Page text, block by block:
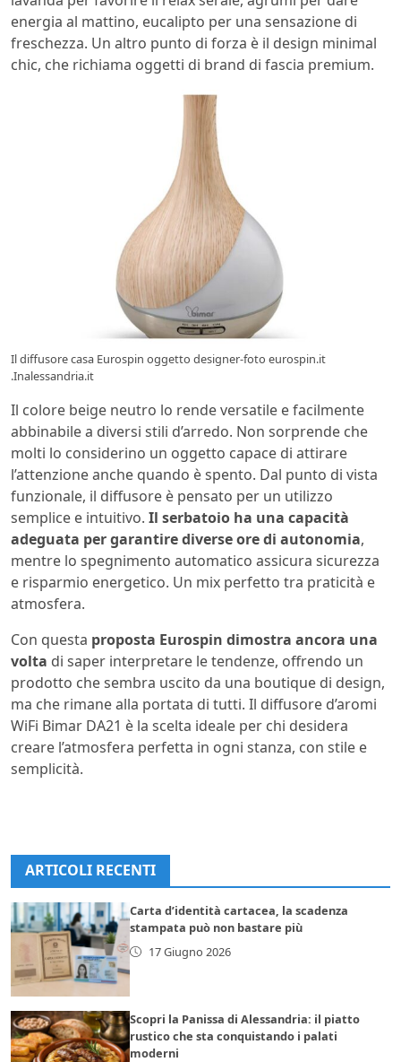
energia al mattino, eucalipto per una sensazione di
freschezza. Un altro punto di forza è il design minimal
chic, che richiama oggetti di brand di fascia premium.
Il diffusore casa Eurospin oggetto designer-foto eurospin.it
.Inalessandria.it
Il colore beige neutro lo rende versatile e facilmente
abbinabile a diversi stili d’arredo. Non sorprende che
molti lo considerino un oggetto capace di attirare
l’attenzione anche quando è spento. Dal punto di vista
funzionale, il diffusore è pensato per un utilizzo
semplice e intuitivo. Il serbatoio ha una capacità
adeguata per garantire diverse ore di autonomia,
mentre lo spegnimento automatico assicura sicurezza
e risparmio energetico. Un mix perfetto tra praticità e
atmosfera.
Con questa proposta Eurospin dimostra ancora una
volta di saper interpretare le tendenze, offrendo un
prodotto che sembra uscito da una boutique di design,
ma che rimane alla portata di tutti. Il diffusore d’aromi
WiFi Bimar DA21 è la scelta ideale per chi desidera
creare l’atmosfera perfetta in ogni stanza, con stile e
semplicità.
ARTICOLI RECENTI
Carta d’identità cartacea, la scadenza
stampata può non bastare più
17 Giugno 2026
Scopri la Panissa di Alessandria: il piatto
rustico che sta conquistando i palati
moderni